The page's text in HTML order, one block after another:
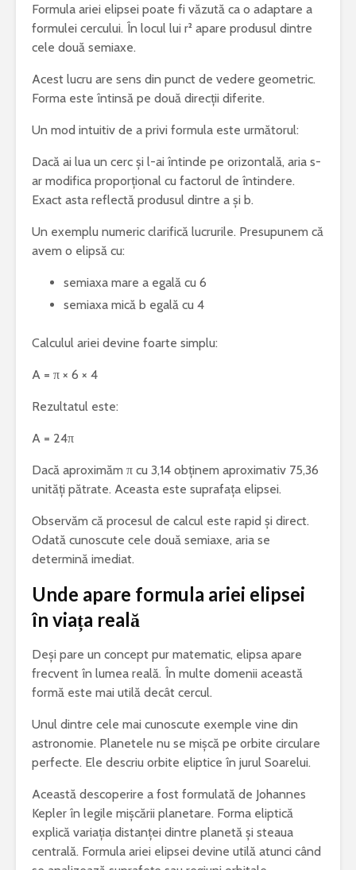
Formula ariei elipsei poate fi văzută ca o adaptare a
formulei cercului. În locul lui r² apare produsul dintre
cele două semiaxe.
Acest lucru are sens din punct de vedere geometric.
Forma este întinsă pe două direcții diferite.
Un mod intuitiv de a privi formula este următorul:
Dacă ai lua un cerc și l-ai întinde pe orizontală, aria s-
ar modifica proporțional cu factorul de întindere.
Exact asta reflectă produsul dintre a și b.
Un exemplu numeric clarifică lucrurile. Presupunem că
avem o elipsă cu:
semiaxa mare a egală cu 6
semiaxa mică b egală cu 4
Calculul ariei devine foarte simplu:
A = π × 6 × 4
Rezultatul este:
A = 24π
Dacă aproximăm π cu 3,14 obținem aproximativ 75,36
unități pătrate. Aceasta este suprafața elipsei.
Observăm că procesul de calcul este rapid și direct.
Odată cunoscute cele două semiaxe, aria se
determină imediat.
Unde apare formula ariei elipsei
în viața reală
Deși pare un concept pur matematic, elipsa apare
frecvent în lumea reală. În multe domenii această
formă este mai utilă decât cercul.
Unul dintre cele mai cunoscute exemple vine din
astronomie. Planetele nu se mișcă pe orbite circulare
perfecte. Ele descriu orbite eliptice în jurul Soarelui.
Această descoperire a fost formulată de Johannes
Kepler în legile mișcării planetare. Forma eliptică
explică variația distanței dintre planetă și steaua
centrală. Formula ariei elipsei devine utilă atunci când